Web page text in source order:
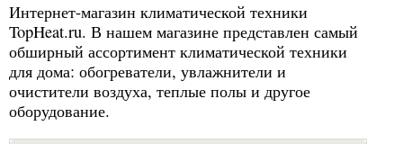
Интернет-магазин климатической техники
TopHeat.ru. В нашем магазине представлен самый
обширный ассортимент климатической техники
для дома: обогреватели, увлажнители и
очистители воздуха, теплые полы и другое
оборудование.